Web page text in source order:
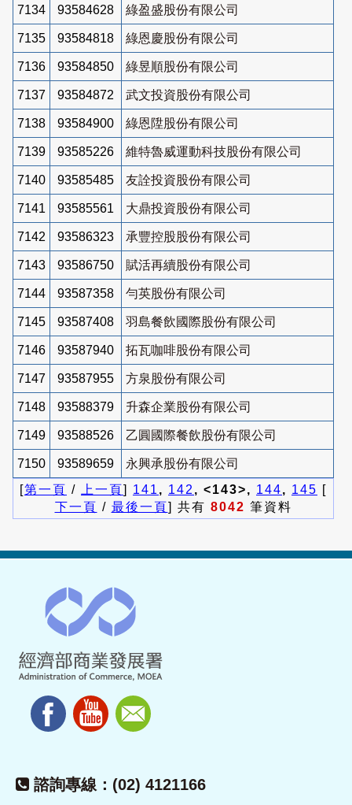
7134 93584628 綠盈盛股份有限公司
7135 93584818 綠恩慶股份有限公司
7136 93584850 綠昱順股份有限公司
7137 93584872 武文投資股份有限公司
7138 93584900 綠恩陞股份有限公司
7139 93585226 維特魯威運動科技股份有限公司
7140 93585485 友詮投資股份有限公司
7141 93585561 大鼎投資股份有限公司
7142 93586323 承豐控股股份有限公司
7143 93586750 賦活再續股份有限公司
7144 93587358 勻英股份有限公司
7145 93587408 羽島餐飲國際股份有限公司
7146 93587940 拓瓦咖啡股份有限公司
7147 93587955 方泉股份有限公司
7148 93588379 升森企業股份有限公司
7149 93588526 乙圓國際餐飲股份有限公司
7150 93589659
永興承股份有限公司
[第一頁 / 上一頁] 141 , 142 , <143>, 144, 145 [
下一頁 / 最後一頁] 共有 8042 筆資料
諮詢專線：(02) 4121166